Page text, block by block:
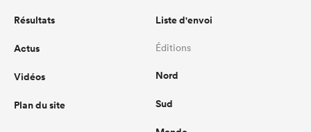
Résultats
Actus
Vidéos
Plan du site
Liste d'envoi
Éditions
Nord
Sud